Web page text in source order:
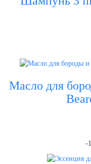
Масло для
-